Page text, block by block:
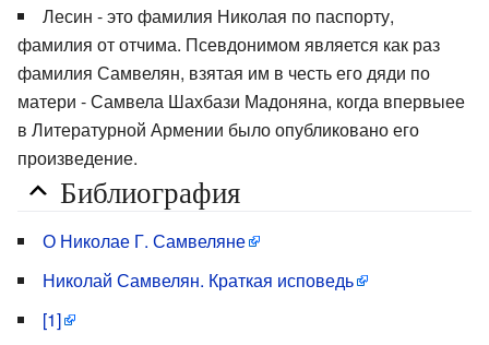
Лесин - это фамилия Николая по паспорту,
фамилия от отчима. Псевдонимом является как раз
фамилия Самвелян, взятая им в честь его дяди по
матери - Самвела Шахбази Мадоняна, когда впервыее
в Литературной Армении было опубликовано его
произведение.
Библиография
О Николае Г. Самвеляне
Николай Самвелян. Краткая исповедь
[1]